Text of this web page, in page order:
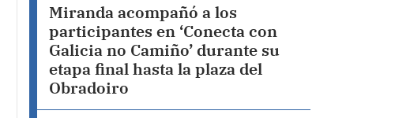
Miranda acompañó a los
participantes en ‘Conecta con
Galicia no Camiño’ durante su
etapa final hasta la plaza del
Obradoiro